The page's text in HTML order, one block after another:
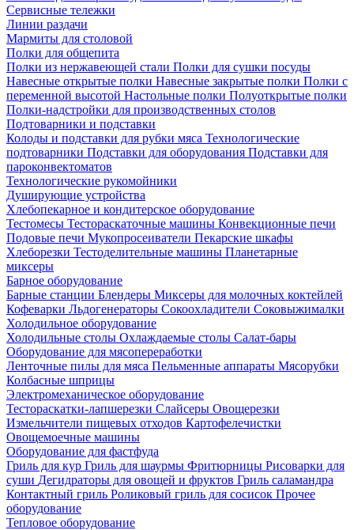
Сервисные тележки
Линии раздачи
Мармиты для столовой
Полки для общепита
Полки из нержавеющей стали Полки для сушки посуды
Навесные открытые полки Навесные закрытые полки Полки с
переменной высотой Настольные полки Полуоткрытые полки
Полки-надстройки для производственных столов
Подтоварники и подставки
Колоды и подставки для рубки мяса Технологические
подтоварники Подставки для оборудования Подставки для
пароконвектоматов
Технологические рукомойники
Душирующие устройства
Хлебопекарное и кондитерское оборудование
Тестомесы Тестораскаточные машины Конвекционные печи
Подовые печи Мукопросеиватели Пекарские шкафы
Хлеборезки Тестоделительные машины Планетарные
миксеры
Барное оборудование
Барные станции Блендеры Миксеры для молочных коктейлей
Кофеварки Льдогенераторы Сокоохладители Соковыжималки
Холодильное оборудование
Холодильные столы Охлаждаемые столы Салат-бары
Оборудование для мясопереработки
Ленточные пилы для мяса Пельменные аппараты Мясорубки
Колбасные шприцы
Электромеханическое оборудование
Тестораскатки-лапшерезки Слайсеры Овощерезки
Измельчители пищевых отходов Картофелечистки
Овощемоечные машины
Оборудование для фастфуда
Гриль для кур Гриль для шаурмы Фритюрницы Рисоварки для
суши Дегидраторы для овощей и фруктов Гриль саламандра
Контактный гриль Роликовый гриль для сосисок Прочее
оборудование
Тепловое оборудование